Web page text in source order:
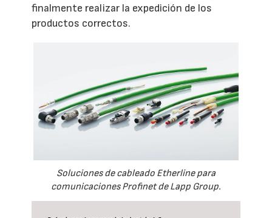
finalmente realizar la expedición de los
productos correctos.
Soluciones de cableado Etherline para
comunicaciones Profinet de Lapp Group.